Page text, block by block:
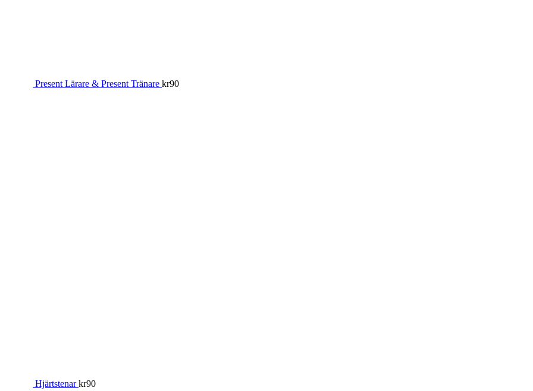
Present Lärare & Present Tränare kr90
Hjärtstenar kr90